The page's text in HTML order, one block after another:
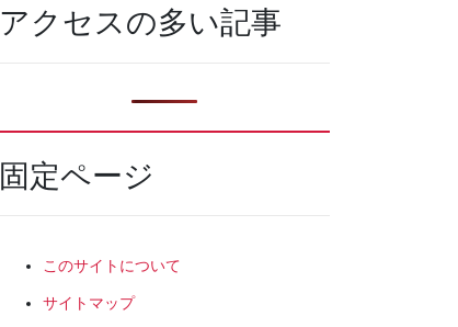
アクセスの多い記事
固定ページ
このサイトについて
サイトマップ